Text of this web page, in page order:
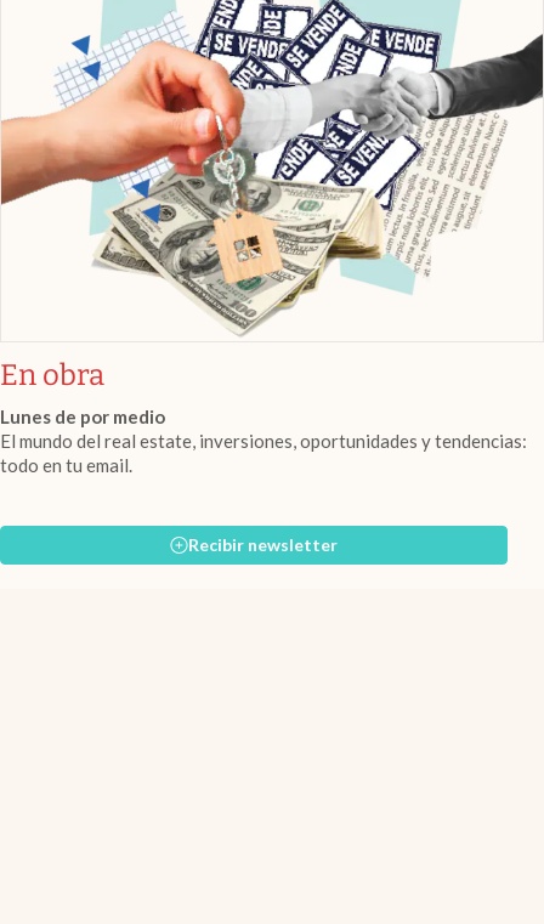
En obra
Lunes de por medio
El mundo del real estate, inversiones, oportunidades y tendencias:
todo en tu email.
Recibir newsletter